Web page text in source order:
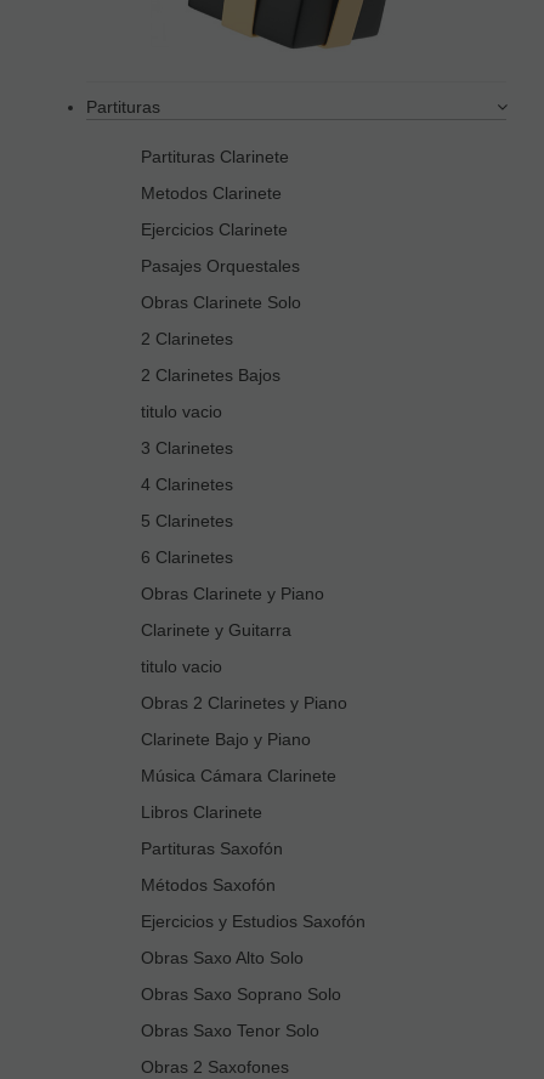
Partituras
Partituras Clarinete
Metodos Clarinete
Ejercicios Clarinete
Pasajes Orquestales
Obras Clarinete Solo
2 Clarinetes
2 Clarinetes Bajos
titulo vacio
3 Clarinetes
4 Clarinetes
5 Clarinetes
6 Clarinetes
Obras Clarinete y Piano
Clarinete y Guitarra
titulo vacio
Obras 2 Clarinetes y Piano
Clarinete Bajo y Piano
Música Cámara Clarinete
Libros Clarinete
Partituras Saxofón
Métodos Saxofón
Ejercicios y Estudios Saxofón
Obras Saxo Alto Solo
Obras Saxo Soprano Solo
Obras Saxo Tenor Solo
Obras 2 Saxofones